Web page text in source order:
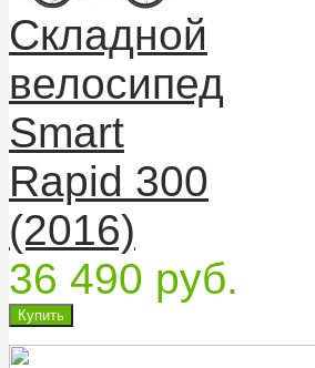
Складной
велосипед
Smart
Rapid 300
(2016)
36 490 руб.